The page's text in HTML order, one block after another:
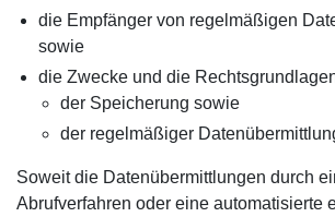
die Empfänger von regelmäßigen
sowie
die Zwecke und die
der Speicherung sowie
der regelmäßiger
Soweit die Datenübermittlungen durch
Abrufverfahren oder eine automatisierte